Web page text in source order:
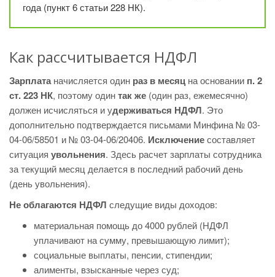
года (пункт 6 статьи 228 НК).
Как рассчитывается НДФЛ
Зарплатаначисляется один раз в месяц на основании п. 2
ст. 223 НК, поэтому одинтак же (один раз, ежемесячно)
должен исчисляться и удерживаться НДФЛ. Это
дополнительно подтверждается письмами Минфина № 03-
04-06/58501 и № 03-04-06/20406. Исключениесоставляет
ситуация увольнения. Здесь расчет зарплаты сотрудника
за текущий месяц делается в последний рабочий день
(день увольнения).
Не облагаются НДФЛ следущие виды доходов:
материальная помощь до 4000 рублей (НДФЛ
уплачивают на сумму, превышающую лимит);
социальные выплаты, пенсии, стипендии;
алименты, взысканные через суд;